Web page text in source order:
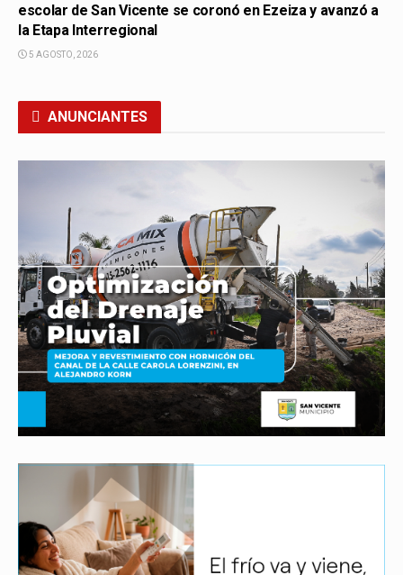
escolar de San Vicente se coronó en Ezeiza y avanzó a
la Etapa Interregional
5 AGOSTO, 2026
ANUNCIANTES